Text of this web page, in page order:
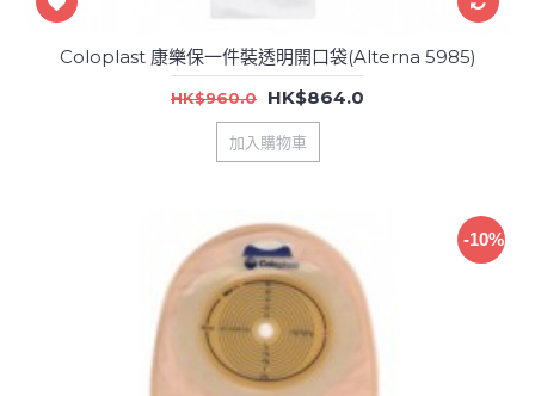
Coloplast 康樂保一件裝透明開口袋(Alterna 5985)
HK$960.0 HK$864.0
加入購物車
-10%